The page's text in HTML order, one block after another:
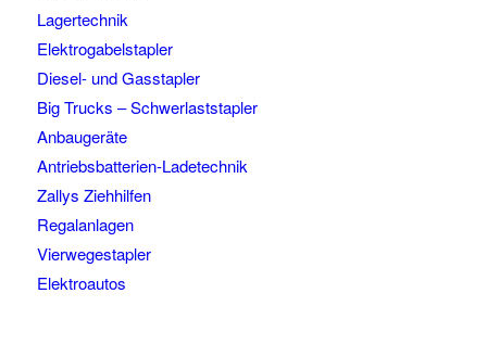
Lagertechnik
Elektrogabelstapler
Diesel- und Gasstapler
Big Trucks – Schwerlaststapler
Anbaugeräte
Antriebsbatterien-Ladetechnik
Zallys Ziehhilfen
Regalanlagen
Vierwegestapler
Elektroautos